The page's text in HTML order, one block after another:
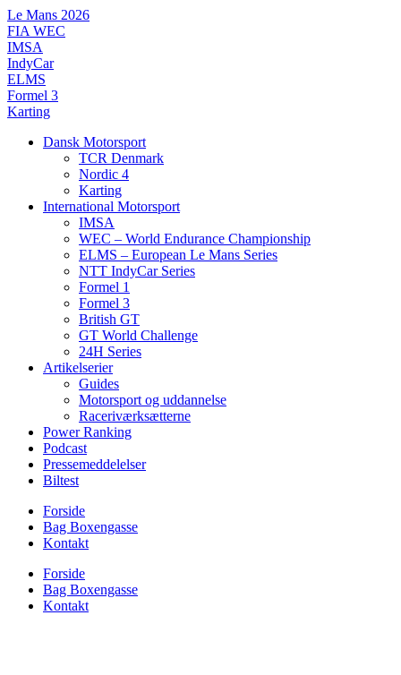
Videre
til
indhold
Le Mans 2026
FIA WEC
IMSA
IndyCar
ELMS
Formel 3
Karting
Dansk Motorsport
TCR Denmark
Nordic 4
Karting
International Motorsport
IMSA
WEC – World Endurance Championship
ELMS – European Le Mans Series
NTT IndyCar Series
Formel 1
Formel 3
British GT
GT World Challenge
24H Series
Artikelserier
Guides
Motorsport og uddannelse
Raceriværksætterne
Power Ranking
Podcast
Pressemeddelelser
Biltest
Forside
Bag Boxengasse
Kontakt
Forside
Bag Boxengasse
Kontakt